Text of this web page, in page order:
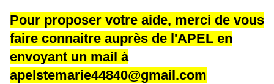
Pour proposer votre aide, merci de vous
faire connaitre auprès de l'APEL en
envoyant un mail à
apelstemarie44840@gmail.com